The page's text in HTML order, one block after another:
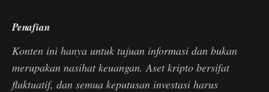
Penafian
Konten ini hanya untuk tujuan informasi dan bukan
merupakan nasihat keuangan. Aset kripto bersifat
fluktuatif, dan semua keputusan investasi harus